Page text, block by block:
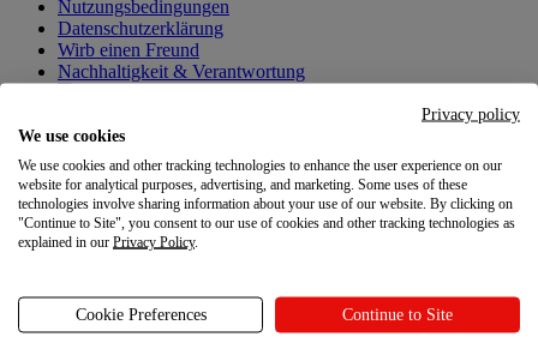
Nutzungsbedingungen
Datenschutzerklärung
Wirb einen Freund
Nachhaltigkeit & Verantwortung
Neueste Updates
Neueste Updates
Printful-Updates
Leitfaden zu Printful Abrechnungen
Personalisiere deine Bestellungen mit Paketbeilagen
Privacy policy
We use cookies
We use cookies and other tracking technologies to enhance the user experience on our
website for analytical purposes, advertising, and marketing. Some uses of these
technologies involve sharing information about your use of our website. By clicking on
"Continue to Site", you consent to our use of cookies and other tracking technologies as
explained in our Privacy Policy.
Cookie Preferences Continue to Site